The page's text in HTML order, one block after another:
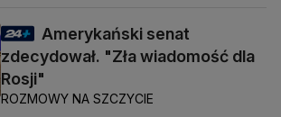
Amerykański senat
zdecydował. "Zła wiadomość dla
Rosji"
ROZMOWY NA SZCZYCIE